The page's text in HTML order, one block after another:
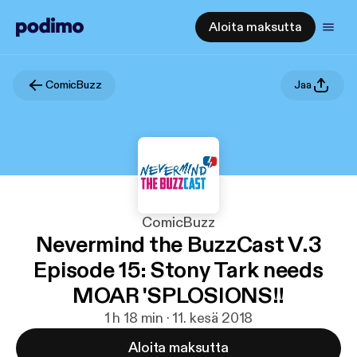
Aloita maksutta
ComicBuzz Jaa
ComicBuzz
Nevermind the BuzzCast V.3
Episode 15: Stony Tark needs
MOAR 'SPLOSIONS!!
1 h 18 min · 11. kesä 2018
Aloita maksutta